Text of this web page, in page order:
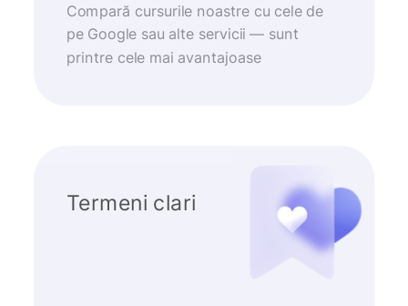
Compară cursurile noastre cu cele de
pe Google sau alte servicii — sunt
printre cele mai avantajoase
Termeni clari